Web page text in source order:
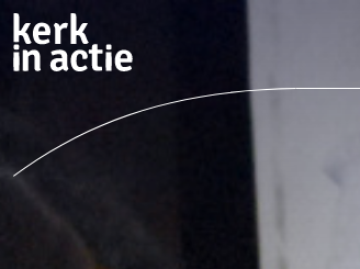
Doorgaan
naar
hoofdinhoud